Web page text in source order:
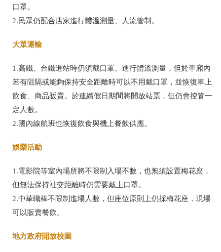
口罩。
2.民眾仍配合店家進行體溫測量、人流管制。
大眾運輸
1.高鐵、台鐵進站時仍須戴口罩、進行體溫測量，但於車廂內
若有阻隔或能夠保持安全距離時可以不用戴口罩，並恢復車上
飲食、商品販賣。於連續假日期間將開放站票，但仍會控管一
定人數。
2.國內線航班也恢復飲食與機上餐飲供應。
娛樂活動
1.電影院等室內場所將不限制入場不數，也無須設置梅花座，
但無法保持社交距離時仍需要戴上口罩。
2.中華職棒不限制進場人數，但座位原則上仍採梅花座，現場
可以販賣餐飲。
地方政府開放校園